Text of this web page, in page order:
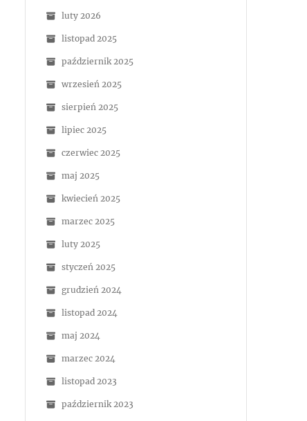
luty 2026
listopad 2025
październik 2025
wrzesień 2025
sierpień 2025
lipiec 2025
czerwiec 2025
maj 2025
kwiecień 2025
marzec 2025
luty 2025
styczeń 2025
grudzień 2024
listopad 2024
maj 2024
marzec 2024
listopad 2023
październik 2023